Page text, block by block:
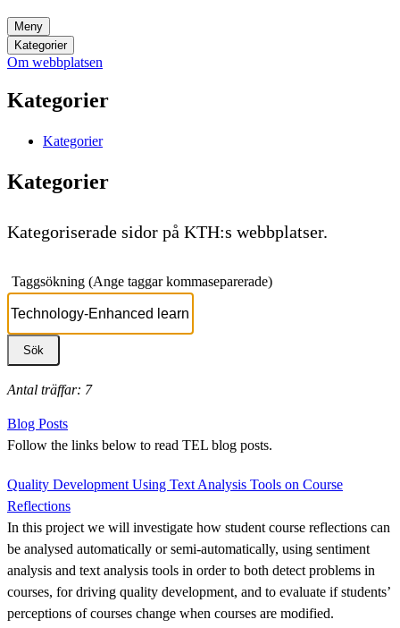
Meny
Kategorier
Om webbplatsen
Kategorier
Kategorier
Kategorier
Kategoriserade sidor på KTH:s webbplatser.
Taggsökning (Ange taggar kommaseparerade)
Antal träffar: 7
Blog Posts
Follow the links below to read TEL blog posts.
Quality Development Using Text Analysis Tools on Course
Reflections
In this project we will investigate how student course reflections can
be analysed automatically or semi-automatically, using sentiment
analysis and text analysis tools in order to both detect problems in
courses, for driving quality development, and to evaluate if students’
perceptions of courses change when courses are modified.